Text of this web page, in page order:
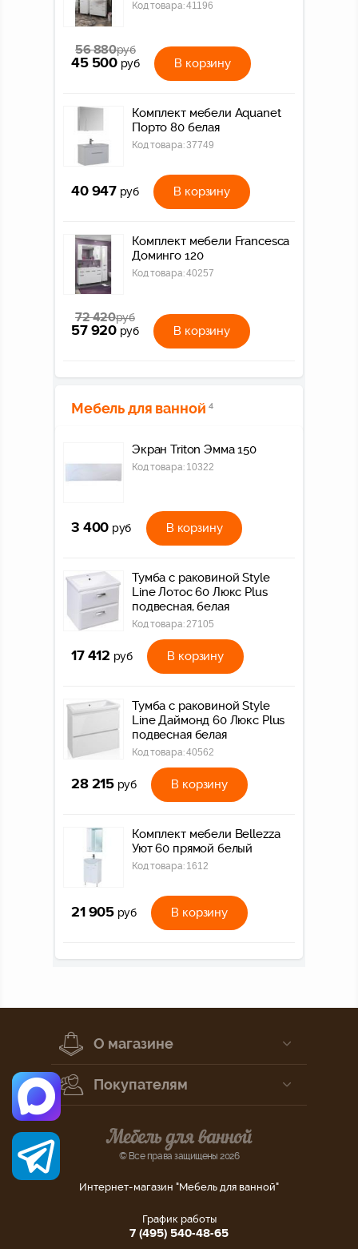
Код товара:41196
56 880руб
45 500 руб В корзину
Комплект мебели Aquanet
Порто 80 белая
Код товара:37749
40 947 руб В корзину
Комплект мебели Francesca
Доминго 120
Код товара:40257
72 420руб
57 920 руб В корзину
Мебель для ванной 4
Экран Triton Эмма 150
Код товара: 10322
3 400 руб В корзину
Тумба с раковиной Style
Line Лотос 60 Люкс Plus
подвесная, белая
Код товара:27105
17 412 руб В корзину
Тумба с раковиной Style
Line Даймонд 60 Люкс Plus
подвесная белая
Код товара:40562
28 215 руб В корзину
Комплект мебели Bellezza
Уют 60 прямой белый
Код товара: 1612
21 905 руб В корзину
О магазине
Покупателям
© Все права защищены 2026
Интернет-магазин "Мебель для ванной"
График работы
7 (495) 540-48-65